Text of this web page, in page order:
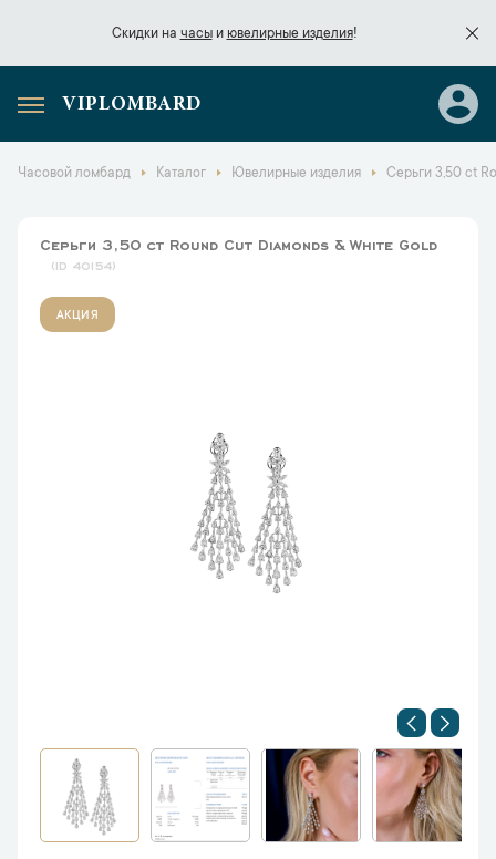
Скидки на часыи ювелирные изделия!
Скидки начасы
VIPLOMBARD
Часовой ломбард Каталог Ювелирные изделия Серьги 3,50 ct
Серьги 3,50 ct Round Cut Diamonds & White Gold
40154
АКЦИЯ